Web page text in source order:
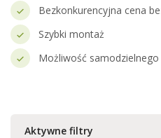
Bezkonkurencyjna cena
Szybki montaż
Możliwość
Aktywne filtry